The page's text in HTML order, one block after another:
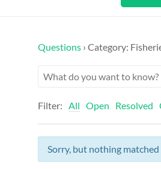
Questions › Category:
Filter: All Open Resolved
Sorry, but nothing